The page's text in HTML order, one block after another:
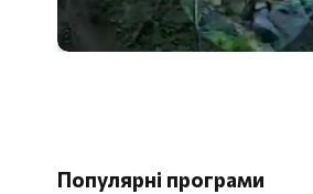
Популярні програми